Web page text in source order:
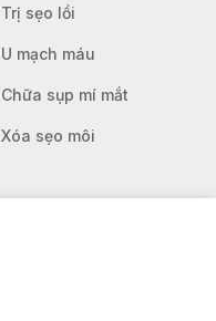
Trị sẹo lồi
U mạch máu
Chữa sụp mí mắt
Xóa sẹo môi